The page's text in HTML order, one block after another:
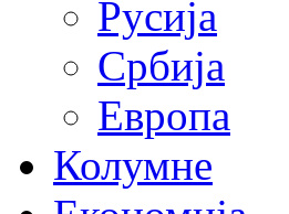
Русија
Србија
Европа
Колумне